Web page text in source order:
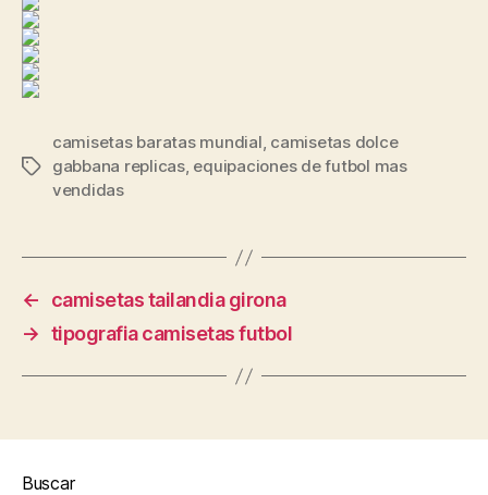
Etiquetas
camisetas baratas mundial, camisetas dolce
gabbana replicas, equipaciones de futbol mas
vendidas
←
camisetas tailandia girona
→ tipografia camisetas futbol
Buscar